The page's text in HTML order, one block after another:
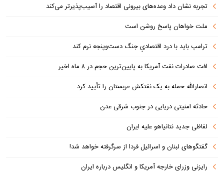
تجربه نشان داد وعده‌های بیرونی اقتصاد را آسیب‌پذیرتر می‌کند
ملت خواهان پاسخ روشن است
ترامپ باید با درد اقتصادیِ جنگ دست‌و‌پنجه نرم کند
افت صادرات نفت آمریکا به پایین‌ترین حجم در ۸ ماه اخیر
انصارالله حمله به یک نفتکش عربستان را تأیید کرد
حادثه امنیتی دریایی در جنوب شرقی عدن
لفاظی جدید نتانیاهو علیه ایران
گفتگوهای لبنان و اسرائیل فردا از سرگرفته خواهد شد!
رایزنی وزرای خارجه آمریکا و انگلیس درباره ایران